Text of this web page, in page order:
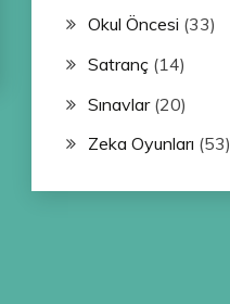
Okul Öncesi (33)
Satranç(14)
Sınavlar(20)
Zeka Oyunları (53)